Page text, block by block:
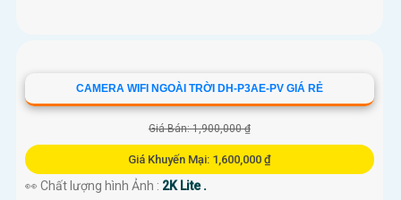
CAMERA WIFI NGOÀI TRỜI DH-P3AE-PV GIÁ RẺ
Giá Bán: 1,900,000 ₫
Giá Khuyến Mại: 1,600,000 ₫
👀 Chất lượng hình Ảnh : 2K Lite .